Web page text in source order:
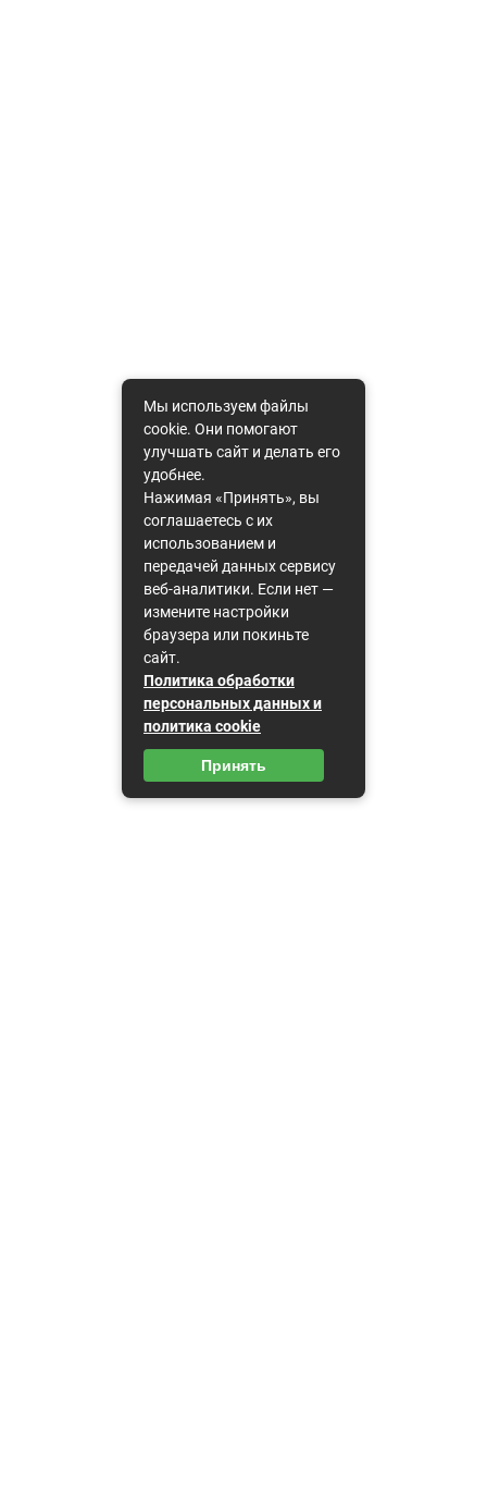
Мы используем файлы
cookie. Они помогают
улучшать сайт и делать его
удобнее.
Нажимая «Принять», вы
соглашаетесь с их
использованием и
передачей данных сервису
веб-аналитики. Если нет —
измените настройки
браузера или покиньте
сайт.
Политика обработки
персональных данных и
политика cookie
Принять